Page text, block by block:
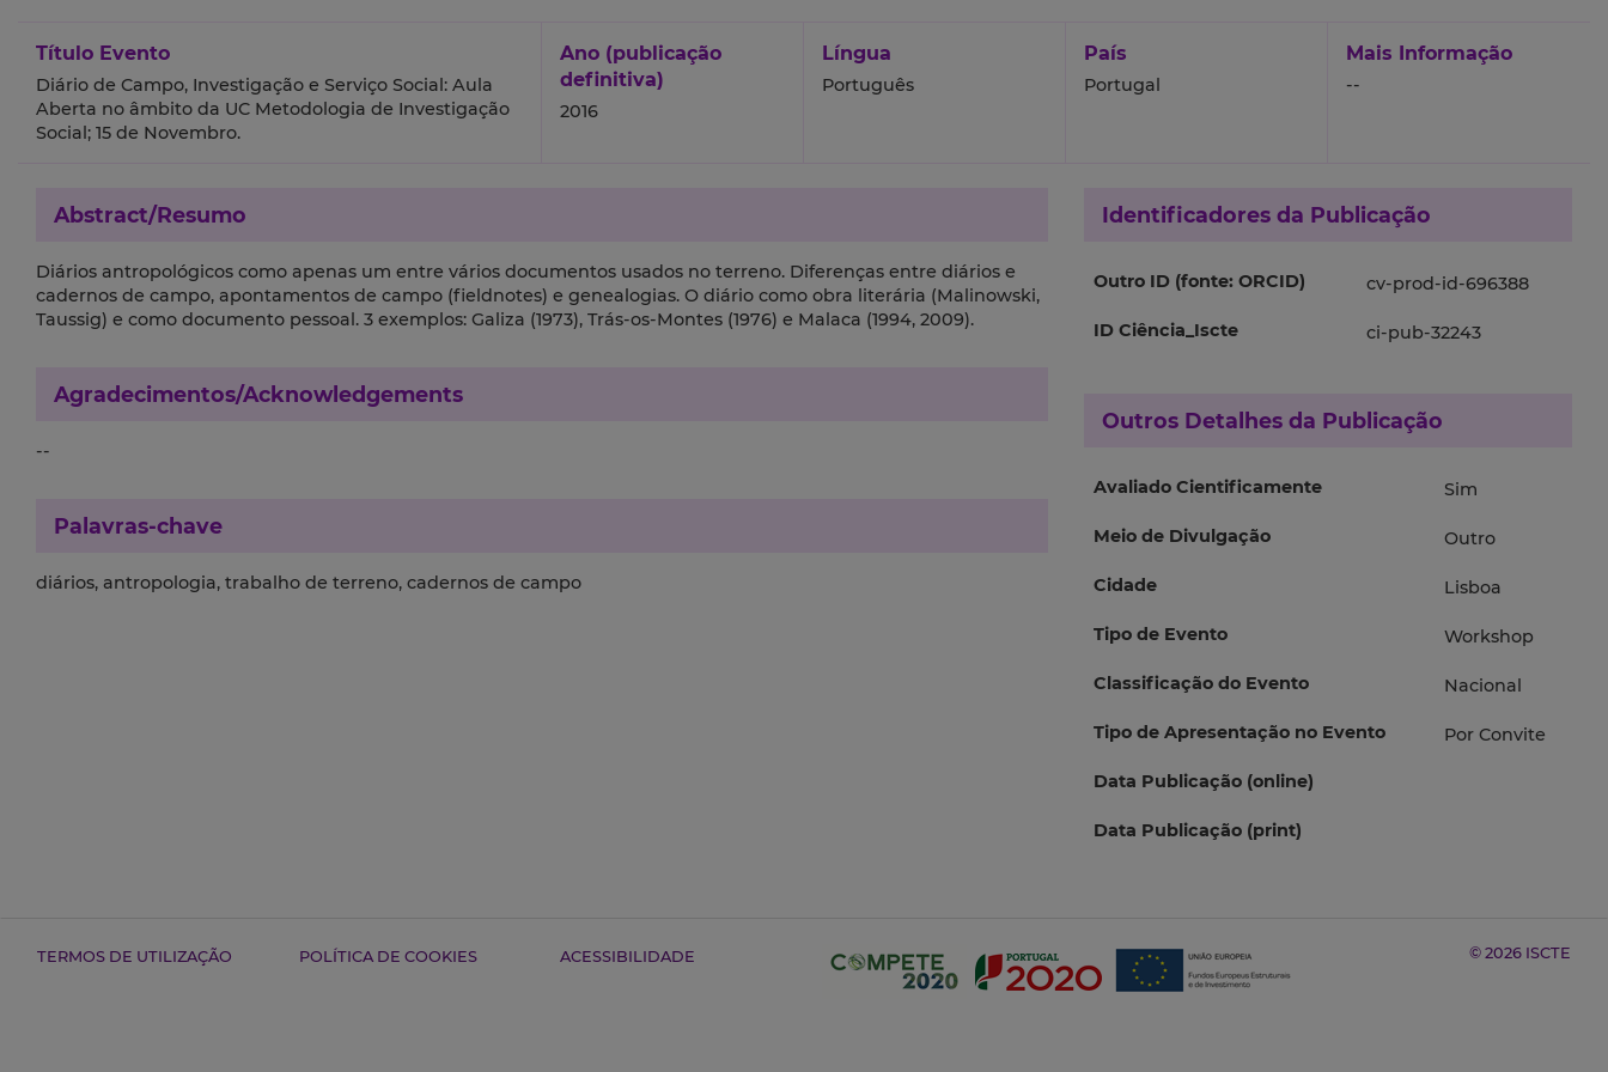
Título Evento
Diário de Campo, Investigação e Serviço Social: Aula
Aberta no âmbito da UC Metodologia de Investigação
Social; 15 de Novembro.
Ano (publicação
definitiva)
2016
Língua
Português
País
Portugal
Mais Informação
--
Abstract/Resumo
Diários antropológicos como apenas um entre vários documentos usados no terreno. Diferenças entre diários e
cadernos de campo, apontamentos de campo (fieldnotes) e genealogias. O diário como obra literária (Malinowski,
Taussig) e como documento pessoal. 3 exemplos: Galiza (1973), Trás-os-Montes (1976) e Malaca (1994, 2009).
Agradecimentos/Acknowledgements
--
Palavras-chave
diários, antropologia, trabalho de terreno, cadernos de campo
Identificadores da Publicação
Outro ID (fonte: ORCID) cv-prod-id-696388
ID Ciência_Iscte ci-pub-32243
Outros Detalhes da Publicação
Avaliado Cientificamente Sim
Meio de Divulgação Outro
Cidade Lisboa
Tipo de Evento Workshop
Classificação do Evento Nacional
Tipo de Apresentação no Evento Por Convite
Data Publicação (online)
Data Publicação (print)
TERMOS DE UTILIZAÇÃO POLÍTICA DE COOKIES ACESSIBILIDADE © 2026 ISCTE